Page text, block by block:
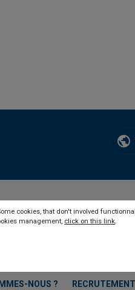
cookies, that don't involved
management, click on this link.
NOUS ? RECRUTEMENT